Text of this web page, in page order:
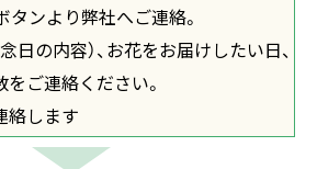
タンより弊社へご連絡。
日の内容）、お花をお届けしたい日、
ご連絡ください。
絡します